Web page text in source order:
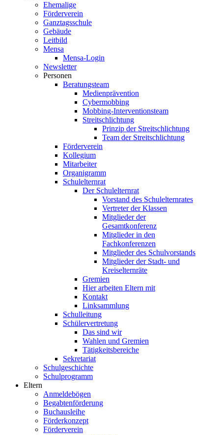
Ehemalige
Förderverein
Ganztagsschule
Gebäude
Leitbild
Mensa
Mensa-Login
Newsletter
Personen
Beratungsteam
Medienprävention
Cybermobbing
Mobbing-Interventionsteam
Streitschlichtung
Prinzip der Streitschlichtung
Team der Streitschlichtung
Förderverein
Kollegium
Mitarbeiter
Organigramm
Schulelternrat
Der Schulelternrat
Vorstand des Schulelternrates
Vertreter der Klassen
Mitglieder der
Gesamtkonferenz
Mitglieder in den
Fachkonferenzen
Mitglieder des Schulvorstands
Mitglieder der Stadt- und
Kreiselternräte
Gremien
Hier arbeiten Eltern mit
Kontakt
Linksammlung
Schulleitung
Schülervertretung
Das sind wir
Wahlen und Gremien
Tätigkeitsbereiche
Sekretariat
Schulgeschichte
Schulprogramm
Eltern
Anmeldebögen
Begabtenförderung
Buchausleihe
Förderkonzept
Förderverein